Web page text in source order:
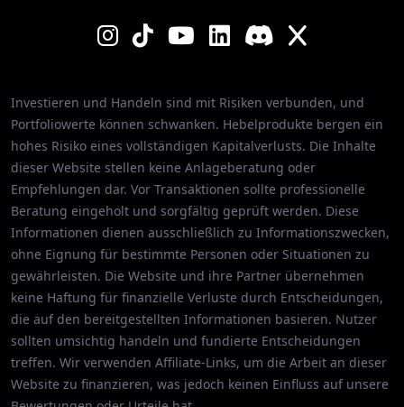
Investieren und Handeln sind mit Risiken verbunden, und
Portfoliowerte können schwanken. Hebelprodukte bergen ein
hohes Risiko eines vollständigen Kapitalverlusts. Die Inhalte
dieser Website stellen keine Anlageberatung oder
Empfehlungen dar. Vor Transaktionen sollte professionelle
Beratung eingeholt und sorgfältig geprüft werden. Diese
Informationen dienen ausschließlich zu Informationszwecken,
ohne Eignung für bestimmte Personen oder Situationen zu
gewährleisten. Die Website und ihre Partner übernehmen
keine Haftung für finanzielle Verluste durch Entscheidungen,
die auf den bereitgestellten Informationen basieren. Nutzer
sollten umsichtig handeln und fundierte Entscheidungen
treffen. Wir verwenden Affiliate-Links, um die Arbeit an dieser
Website zu finanzieren, was jedoch keinen Einfluss auf unsere